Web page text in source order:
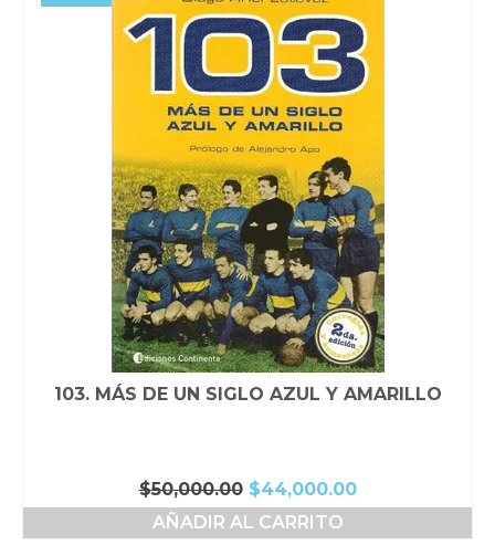
103. MÁS DE UN SIGLO AZUL Y AMARILLO
$50,000.00 El
precio
original
$44,000.00El
precio
AÑADIR AL CARRITO